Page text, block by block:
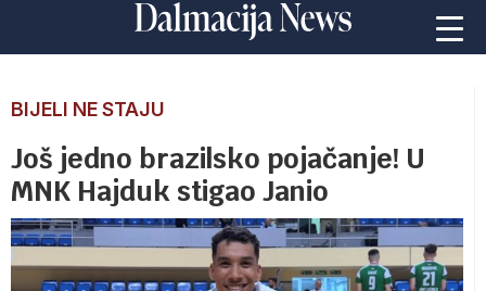
BIJELI NE STAJU
Još jedno brazilsko pojačanje! U
MNK Hajduk stigao Janio